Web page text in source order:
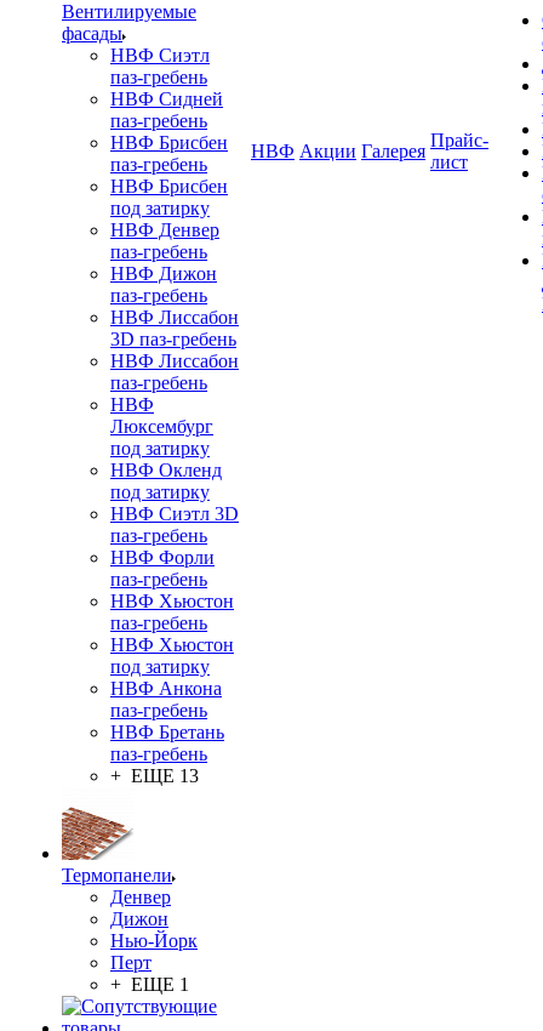
Вентилируемые
фасады
НВФ Сиэтл
паз-гребень
НВФ Сидней
паз-гребень
НВФ Брисбен
паз-гребень
НВФ Брисбен
под затирку
НВФ Денвер
паз-гребень
НВФ Дижон
паз-гребень
НВФ Лиссабон
3D паз-гребень
НВФ Лиссабон
паз-гребень
НВФ
Люксембург
под затирку
НВФ Окленд
под затирку
НВФ Сиэтл 3D
паз-гребень
НВФ Форли
паз-гребень
НВФ Хьюстон
паз-гребень
НВФ Хьюстон
под затирку
НВФ Анкона
паз-гребень
НВФ Бретань
паз-гребень
+ ЕЩЕ 13
Термопанели
Денвер
Дижон
Нью-Йорк
Перт
+ ЕЩЕ 1
НВФ Акции Галерея
Прайс-
лист